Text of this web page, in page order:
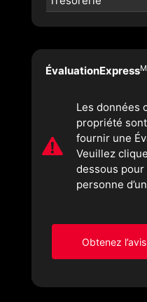
ÉvaluationExpress
Les données
propriété
fournir une
Veuillez
dessous
personne
Obtenez